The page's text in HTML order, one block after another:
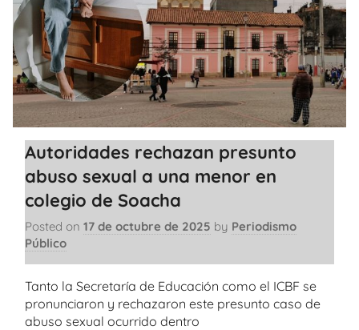
Autoridades rechazan presunto
abuso sexual a una menor en
colegio de Soacha
Posted on 17 de octubre de 2025 by Periodismo
Público
Tanto la Secretaría de Educación como el ICBF se
pronunciaron y rechazaron este presunto caso de
abuso sexual ocurrido dentro